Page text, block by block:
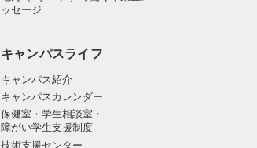
ッセージ
キャンパスライフ
キャンパス紹介
キャンパスカレンダー
保健室・学生相談室・
障がい学生支援制度
技術支援センター